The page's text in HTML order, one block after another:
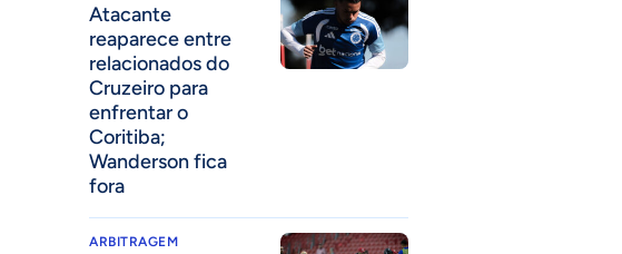
Atacante
reaparece entre
relacionados do
Cruzeiro para
enfrentar o
Coritiba;
Wanderson fica
fora
ARBITRAGEM